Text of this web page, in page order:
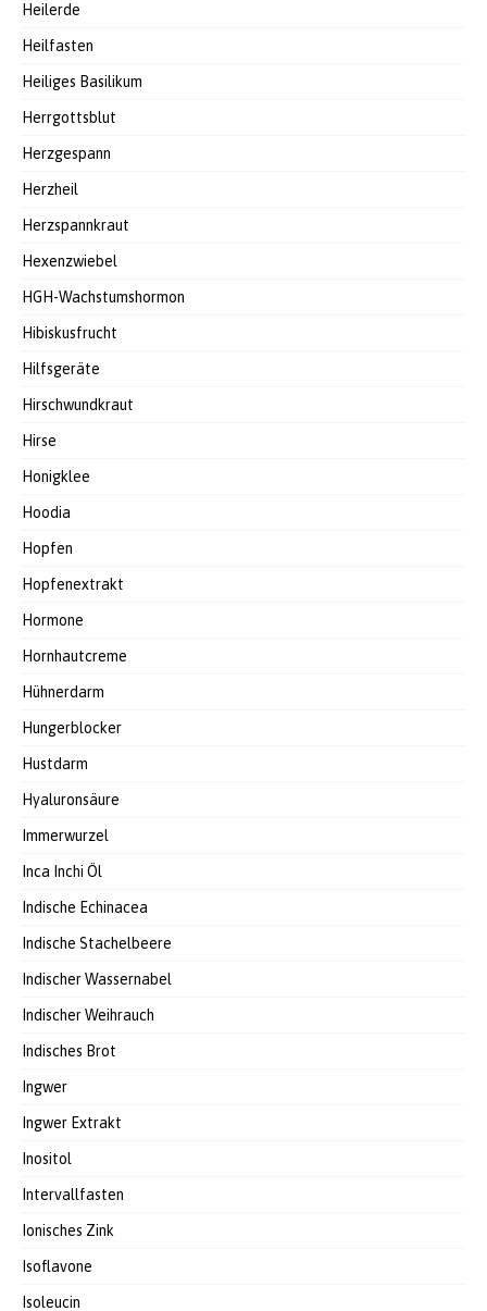
Heilerde
Heilfasten
Heiliges Basilikum
Herrgottsblut
Herzgespann
Herzheil
Herzspannkraut
Hexenzwiebel
HGH-Wachstumshormon
Hibiskusfrucht
Hilfsgeräte
Hirschwundkraut
Hirse
Honigklee
Hoodia
Hopfen
Hopfenextrakt
Hormone
Hornhautcreme
Hühnerdarm
Hungerblocker
Hustdarm
Hyaluronsäure
Immerwurzel
Inca Inchi Öl
Indische Echinacea
Indische Stachelbeere
Indischer Wassernabel
Indischer Weihrauch
Indisches Brot
Ingwer
Ingwer Extrakt
Inositol
Intervallfasten
Ionisches Zink
Isoflavone
Isoleucin